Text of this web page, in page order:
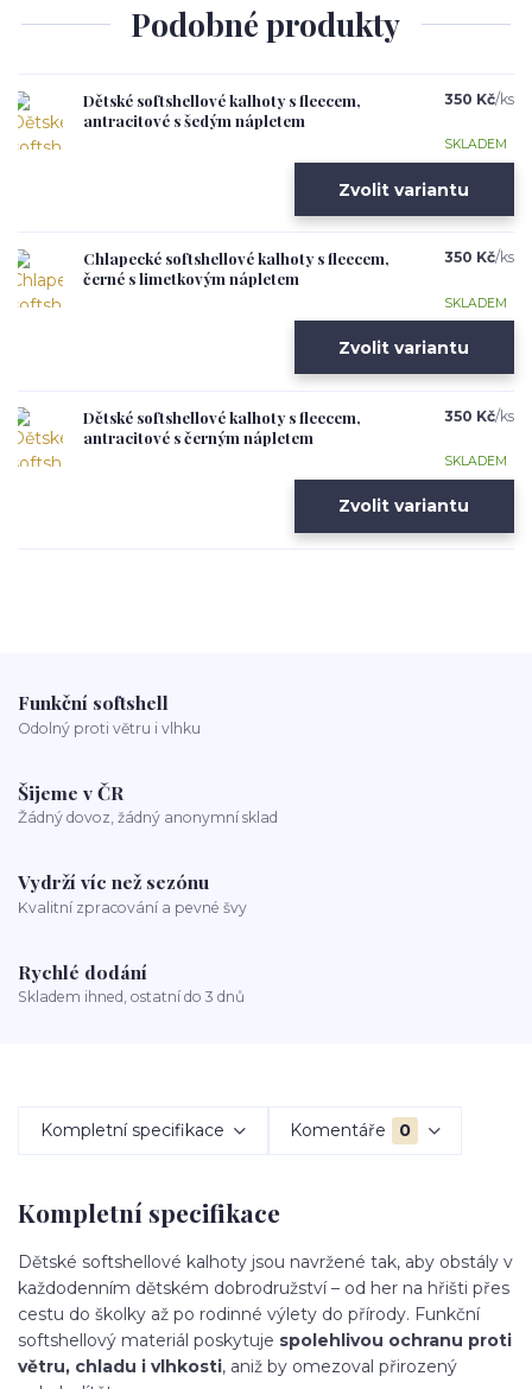
Podobné produkty
Dětské softshellové kalhoty s fleecem,
antracitové s šedým nápletem
350 Kč/ks
SKLADEM
Zvolit variantu
Chlapecké softshellové kalhoty s fleecem,
černé s limetkovým nápletem
350 Kč/ks
SKLADEM
Zvolit variantu
Dětské softshellové kalhoty s fleecem,
antracitové s černým nápletem
350 Kč/ks
SKLADEM
Zvolit variantu
Funkční softshell
Odolný proti větru i vlhku
Šijeme v ČR
Žádný dovoz, žádný anonymní sklad
Vydrží víc než sezónu
Kvalitní zpracování a pevné švy
Rychlé dodání
Skladem ihned, ostatní do 3 dnů
Kompletní specifikace Komentáře 0
Kompletní specifikace
Dětské softshellové kalhoty jsou navržené tak, aby obstály v
každodenním dětském dobrodružství – od her na hřišti přes
cestu do školky až po rodinné výlety do přírody. Funkční
softshellový materiál poskytuje spolehlivou ochranu proti
větru, chladu i vlhkosti, aniž by omezoval přirozený